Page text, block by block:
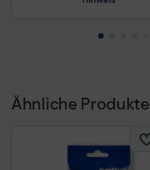
Ähnliche Produkte